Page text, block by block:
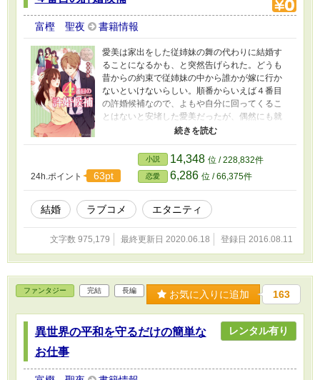
富樫 聖夜 書籍情報
愛美は家出をした従姉妹の舞の代わりに結婚す
ることになるかも、と突然告げられた。どうも
昔からの約束で従姉妹の中から誰かが嫁に行か
ないといけないらしい。順番からいえば４番目
の許婚候補なので、よもや自分に回ってくるこ
とはないと安堵した愛美だったが、偶然にも就
職先は例の許婚がいる会社。所属部署も同じに
ヒヤヒヤする日々を送るハメになる。おまけに
関わらないように距離を置いて接していたのに
例の許婚――佐伯彰人――がどういうわけか愛
美に大接近。４番目の許婚候補だってバレ
た！？ それとも――？ ラブコメです。
――――アルファポリス様より書籍化されまし
た。本編削除済みです。
24h.ポイント 63pt
小説 14,348 位 / 228,832件
恋愛 6,286 位 / 66,375件
結婚 ラブコメ エタニティ
文字数 975,179 最終更新日 2020.06.18 登録日 2016.08.11
ファンタジー 完結 長編 お気に入りに追加 163
異世界の平和を守るだけの簡単な
お仕事
レンタル有り